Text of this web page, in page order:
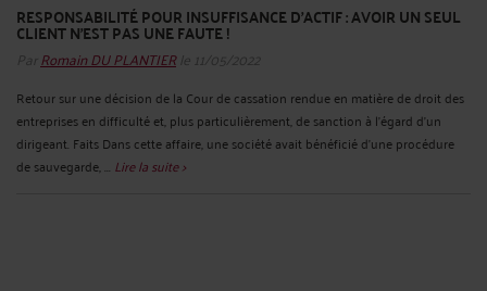
RESPONSABILITÉ POUR INSUFFISANCE D’ACTIF : AVOIR UN SEUL
CLIENT N’EST PAS UNE FAUTE !
Par Romain DU PLANTIERle 11/05/2022
Retour sur une décision de la Cour de cassation rendue en matière de droit des
entreprises en difficulté et, plus particulièrement, de sanction à l’égard d’un
dirigeant. Faits Dans cette affaire, une société avait bénéficié d’une procédure
de sauvegarde, ... Lire la suite >